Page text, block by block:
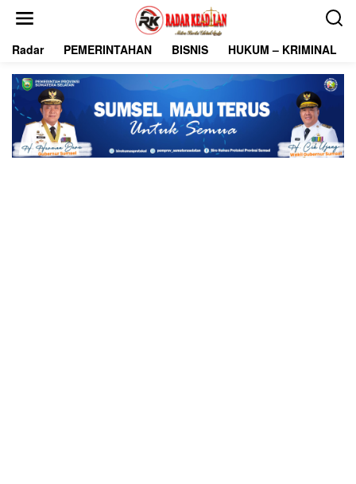
Radar PEMERINTAHAN BISNIS HUKUM – KRIMINAL